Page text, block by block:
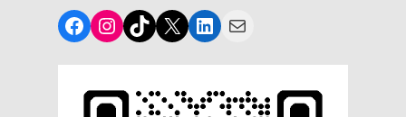
Facebook
Instagram
TikTok
X LinkedIn
Mail